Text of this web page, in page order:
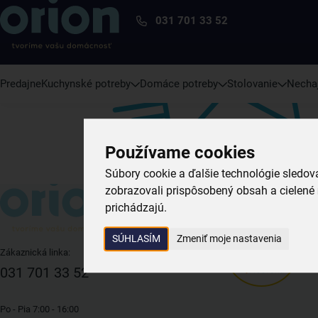
Používame cookies
Súbory cookie a ďalšie technológie
zobrazovali prispôsobený obsah a
prichádzajú.
SÚHLASÍM Zmeniť moje nastavenia
031 701 33 52
PredajneKuchynské potreby Domáce potreby Stolovanie
Zákaznická linka:
031 701 33 52
Po - Pia 7:00 - 16:00